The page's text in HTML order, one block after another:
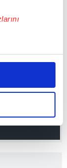
yaparken
sunmak
adına
noktada,
tek gelir